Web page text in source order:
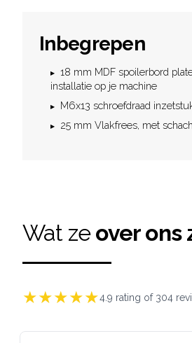
Inbegrepen
18 mm MDF spoilerbord
installatie op je machine
M6x13 schroefdraad
25 mm Vlakfrees, met
Wat zeover ons
★★★★★4.9 rating of 304